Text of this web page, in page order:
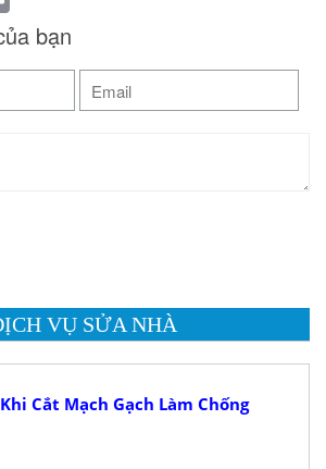
bạn
VỤ SỬA NHÀ
Cắt Mạch Gạch Làm Chống